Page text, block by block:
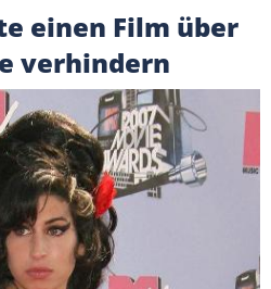
einen Film über
verhindern